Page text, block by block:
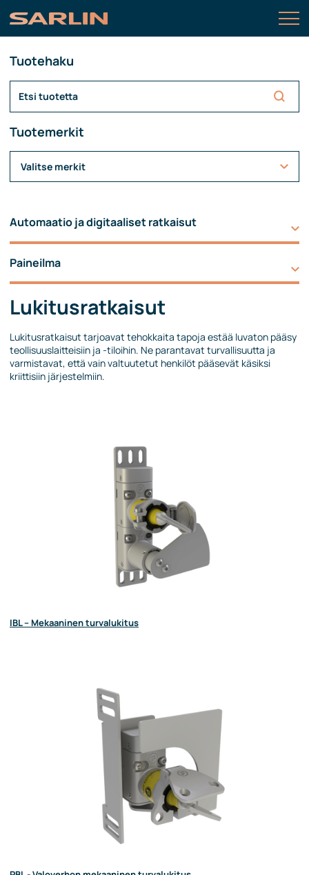
Tuotehaku
Tuotemerkit
Valitse merkit
Automaatio ja digitaaliset ratkaisut
Paineilma
Lukitusratkaisut
Lukitusratkaisut tarjoavat tehokkaita tapoja estää luvaton pääsy
teollisuuslaitteisiin ja -tiloihin. Ne parantavat turvallisuutta ja
varmistavat, että vain valtuutetut henkilöt pääsevät käsiksi
kriittisiin järjestelmiin.
IBL – Mekaaninen turvalukitus